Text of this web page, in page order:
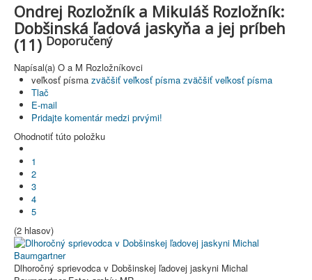
Ondrej Rozložník a Mikuláš Rozložník:
Dobšinská ľadová jaskyňa a jej príbeh
(11) Doporučený
Napísal(a) O a M Rozložníkovci
veľkosť písma zväčšiť veľkosť písma zväčšiť veľkosť písma
Tlač
E-mail
Pridajte komentár medzi prvými!
Ohodnotiť túto položku
1
2
3
4
5
(2 hlasov)
Dlhoročný sprievodca v Dobšinskej ľadovej jaskyni Michal